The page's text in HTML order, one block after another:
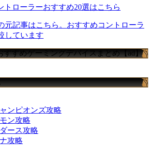
トローラーおすすめ20選はこちら
元記事はこちら。おすすめコントローラ
しています
すすめゲーミングデバイスまとめ【ad】
ンピオンズ攻略
ン攻略
ース攻略
攻略